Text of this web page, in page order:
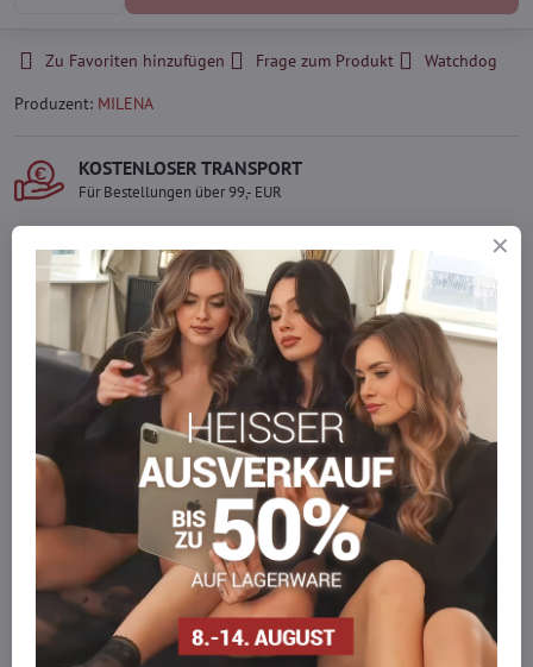
Zu Favoriten hinzufügen Frage zum Produkt
Watchdog
Produzent: MILENA
KOSTENLOSER TRANSPORT
Für Bestellungen über 99,- EUR
LIEFERUNG PER KURIER
Schnell und direkt nach Hause.
SICHERE ZAHLUNGEN
Gesicherte Online-Zahlungen
Ware auf Lager
Wir versenden sofort
Werden Sie Teil von everlady
Werden Sie Teil von everlady und genießen Sie einen5 %
Mitgliedervorteilbei jedem Einkauf.
Der Vorteil wird automatisch im Warenkorb angewendet.
Möchten Sie mehr bestellen, als wir
auf Lager haben?
Zögern Sie nicht, uns zu kontaktieren, wir füllen die Ware für Sie
wieder auf!